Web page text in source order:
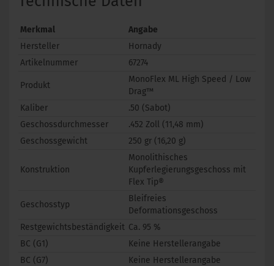
Merkmal
Angabe
Hersteller
Hornady
Artikelnummer
67274
Produkt
MonoFlex ML High Speed / Low
Drag™
Kaliber
.50 (Sabot)
Geschossdurchmesser
.452 Zoll (11,48 mm)
Geschossgewicht
250 gr (16,20 g)
Konstruktion
Monolithisches
Kupferlegierungsgeschoss mit
Flex Tip®
Geschosstyp
Bleifreies
Deformationsgeschoss
Restgewichtsbeständigkeit Ca. 95 %
BC (G1)
Keine Herstellerangabe
BC (G7)
Keine Herstellerangabe